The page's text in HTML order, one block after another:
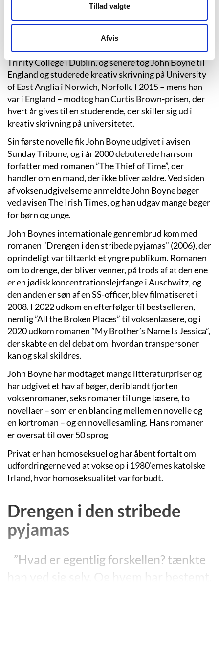
Tillad valgte
Afvis
hvor han stadig bor. Som dreng brugte han meget tid
på at læse og skrive, og allerede som 8-9-årig vidste
han, at han gerne ville være forfatter. Interessen for
bøger udmundede i studier i engelsk litteratur ved
Trinity College i Dublin, og senere tog John Boyne til
England og studerede kreativ skrivning på University
of East Anglia i Norwich, Norfolk. I 2015 – mens han
var i England – modtog han Curtis Brown-prisen, der
hvert år gives til en studerende, der skiller sig ud i
kreativ skrivning på universitetet.
Sin første novelle fik John Boyne udgivet i avisen
Sunday Tribune, og i år 2000 debuterede han som
forfatter med romanen ”The Thief of Time”, der
handler om en mand, der ikke bliver ældre. Ved siden
af voksenudgivelserne anmeldte John Boyne bøger
ved avisen The Irish Times, og han udgav mange bøger
for børn og unge.
John Boynes internationale gennembrud kom med
romanen ”Drengen i den stribede pyjamas” (2006), der
oprindeligt var tiltænkt et yngre publikum. Romanen
om to drenge, der bliver venner, på trods af at den ene
er en jødisk koncentrationslejrfange i Auschwitz, og
den anden er søn af en SS-officer, blev filmatiseret i
2008. I 2022 udkom en efterfølger til bestselleren,
nemlig ”All the Broken Places” til voksenlæsere, og i
2020 udkom romanen ”My Brother’s Name Is Jessica”,
der skabte en del debat om, hvordan transpersoner
kan og skal skildres.
John Boyne har modtaget mange litteraturpriser og
har udgivet et hav af bøger, deriblandt fjorten
voksenromaner, seks romaner til unge læsere, to
novellaer – som er en blanding mellem en novelle og
en kortroman – og en novellesamling. Hans romaner
er oversat til over 50 sprog.
Privat er han homoseksuel og har åbent fortalt om
udfordringerne ved at vokse op i 1980’ernes katolske
Irland, hvor homoseksualitet var forbudt.
Drengen i den stribede
pyjamas
”Hvad er egentlig forskellen? tænkte
han ved sig selv. Og hvem har bestemt,